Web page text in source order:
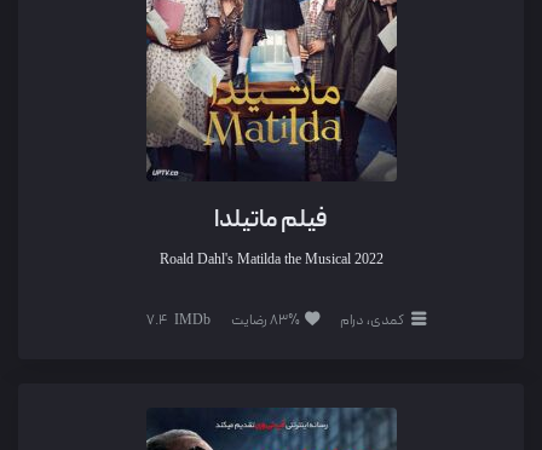
فیلم ماتیلدا
Roald Dahl's Matilda the Musical 2022
کمدی، درام 83% رضایت